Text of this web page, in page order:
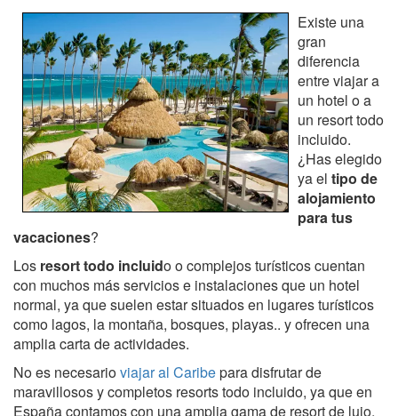
Existe una
gran
diferencia
entre viajar a
un hotel o a
un resort todo
incluido.
¿Has elegido
ya el tipo de
alojamiento
para tus
vacaciones?
Los resort todo incluido o complejos turísticos cuentan
con muchos más servicios e instalaciones que un hotel
normal, ya que suelen estar situados en lugares turísticos
como lagos, la montaña, bosques, playas.. y ofrecen una
amplia carta de actividades.
No es necesarioviajar al Caribepara disfrutar de
maravillosos y completos resorts todo incluido, ya que en
España contamos con una amplia gama de resort de lujo,